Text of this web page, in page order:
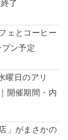
了
ェとコーヒー
ン予定
曜日のアリ
開催期間・内
」がまさかの